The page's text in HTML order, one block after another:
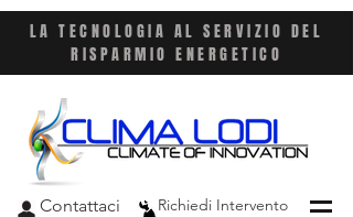
LA TECNOLOGIA AL SERVIZIO DEL
RISPARMIO ENERGETICO
Richiedi Intervento
Contattaci